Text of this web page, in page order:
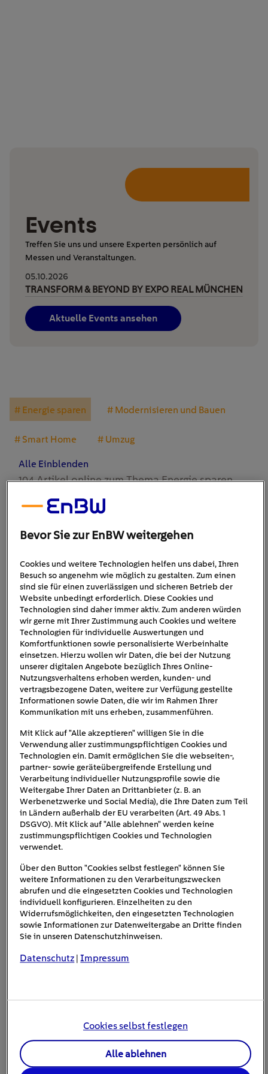
Events
Treffen Sie uns und unsere Experten persönlich auf
Messen und Veranstaltungen.
05.10.2026
TRANSFORM & BEYOND BY EXPO REAL MÜNCHEN
Aktuelle Events ansehen
# Energie sparen # Modernisieren und Bauen
# Smart Home # Umzug
Alle Einblenden
104 Artikel online zum ThemaEnergie sparen
Klimaanlage ohne Abluftschlauch: Was
bringt sie wirklich?
Klimagerät aufstellen, einschalten, abkühlen – und
das alles ohne Schlauch aus dem […]
#Energie sparen
Wasserkocher im Test: Diese fünf Modelle
haben uns überzeugt
Bevor Sie zur EnBW weitergehen
Cookies und weitere Technologien helfen uns dabei, Ihren
Besuch so angenehm wie möglich zu gestalten. Zum einen
sind sie für einen zuverlässigen und sicheren Betrieb der
Website unbedingt erforderlich. Diese Cookies und
Technologien sind daher immer aktiv. Zum anderen würden
wir gerne mit Ihrer Zustimmung auch Cookies und weitere
Technologien für individuelle Auswertungen und
Komfortfunktionen sowie personalisierte Werbeinhalte
einsetzen. Hierzu wollen wir Daten, die bei der Nutzung
unserer digitalen Angebote bezüglich Ihres Online-
Nutzungsverhaltens erhoben werden, kunden- und
vertragsbezogene Daten, weitere zur Verfügung gestellte
Informationen sowie Daten, die wir im Rahmen Ihrer
Kommunikation mit uns erheben, zusammenführen.
Mit Klick auf "Alle akzeptieren" willigen Sie in die
Verwendung aller zustimmungspflichtigen Cookies und
Technologien ein. Damit ermöglichen Sie die webseiten-,
partner- sowie geräteübergreifende Erstellung und
Verarbeitung individueller Nutzungsprofile sowie die
Weitergabe Ihrer Daten an Drittanbieter (z. B. an
Werbenetzwerke und Social Media), die Ihre Daten zum Teil
in Ländern außerhalb der EU verarbeiten (Art. 49 Abs. 1
DSGVO). Mit Klick auf "Alle ablehnen" werden keine
zustimmungspflichtigen Cookies und Technologien
verwendet.
Über den Button "Cookies selbst festlegen" können Sie
weitere Informationen zu den Verarbeitungszwecken
abrufen und die eingesetzten Cookies und Technologien
individuell konfigurieren. Einzelheiten zu den
Widerrufsmöglichkeiten, den eingesetzten Technologien
sowie Informationen zur Datenweitergabe an Dritte finden
Sie in unseren Datenschutzhinweisen.
Datenschutz |Impressum
Cookies selbst festlegen
Alle ablehnen